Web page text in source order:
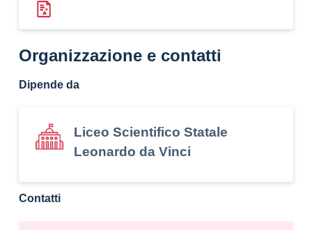
Organizzazione e contatti
Dipende da
Liceo Scientifico Statale
Leonardo da Vinci
Contatti